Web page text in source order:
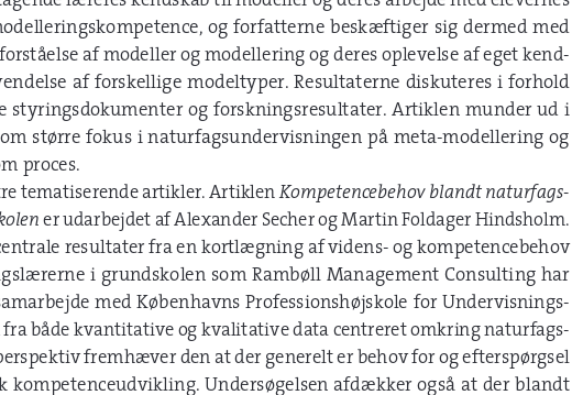
og forfatterne beskæftiger sig dermed med
af modeller og modellering og deres oplevelse af eget kend-
af forskellige modeltyper. Resultaterne diskuteres i forhold
styringsdokumenter og forskningsresultater. Artiklen munder ud i
større fokus i naturfagsundervisningen på meta-modellering og
proces.
tematiserende artikler. Artiklen Kompetencebehov blandt naturfags-
er udarbejdet af Alexander Secher og Martin Foldager Hindsholm.
resultater fra en kortlægning af videns- og kompetencebehov
i grundskolen som Rambøll Management Consulting har
med Københavns Professionshøjskole for Undervisnings
både kvantitative og kvalitative data centreret omkring naturfags
fremhæver den at der generelt er behov for og efterspørgsel
kompetenceudvikling. Undersøgelsen afdækker også at der blandt